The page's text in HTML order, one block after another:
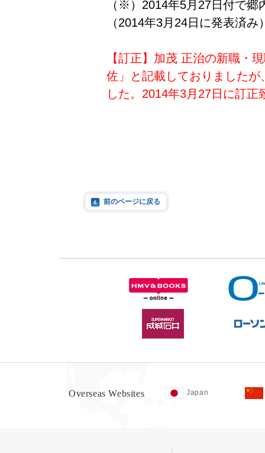
（※）2014年5月27日付で郷
（2014年3月24日に発表済み
【訂正】 加茂 正治の新職・
佐」と記載しておりました
した。 2014年3月27日に訂正
前のページに戻る
Overseas Websites Japan